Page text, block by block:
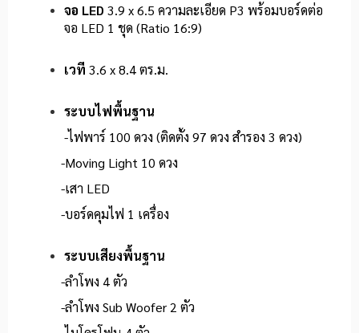
จอ LED 3.9 x 6.5 ความละเอียด P3 พร้อมบอร์ดต่อ
จอ LED 1 ชุด (Ratio 16:9)
เวที 3.6 x 8.4 ตร.ม.
ระบบไฟพื้นฐาน
-ไฟพาร์ 100 ดวง (ติดตั้ง 97 ดวง สำรอง 3 ดวง)
-Moving Light 10 ดวง
-เสา LED
-บอร์ดคุมไฟ 1 เครื่อง
ระบบเสียงพื้นฐาน
-ลำโพง 4 ตัว
-ลำโพง Sub Woofer 2 ตัว